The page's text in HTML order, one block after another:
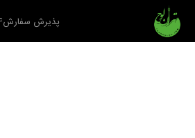
پذیرش سفارش09123788574